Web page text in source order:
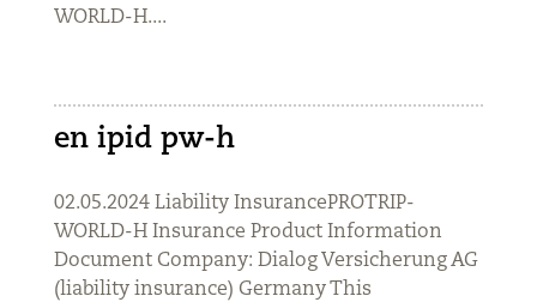
WORLD-H....
en ipid pw-h
02.05.2024 Liability InsurancePROTRIP-
WORLD-H Insurance Product Information
Document Company: Dialog Versicherung AG
(liability insurance) Germany This